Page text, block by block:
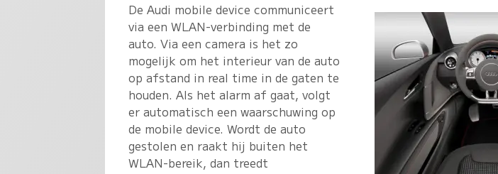
De Audi mobile device communiceert
via een WLAN-verbinding met de
auto. Via een camera is het zo
mogelijk om het interieur van de auto
op afstand in real time in de gaten te
houden. Als het alarm af gaat, volgt
er automatisch een waarschuwing op
de mobile device. Wordt de auto
gestolen en raakt hij buiten het
WLAN-bereik, dan treedt